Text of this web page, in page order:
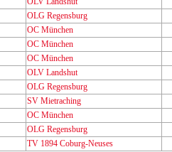
OLG Regensburg
OC München
OC München
OC München
OLV Landshut
OLG Regensburg
SV Mietraching
OC München
OLG Regensburg
TV 1894 Coburg-Neuses